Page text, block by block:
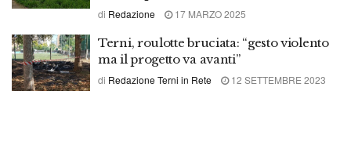
di Redazione 17 MARZO 2025
Terni, roulotte bruciata: “gesto violento
ma il progetto va avanti”
di Redazione Terni in Rete 12 SETTEMBRE 2023